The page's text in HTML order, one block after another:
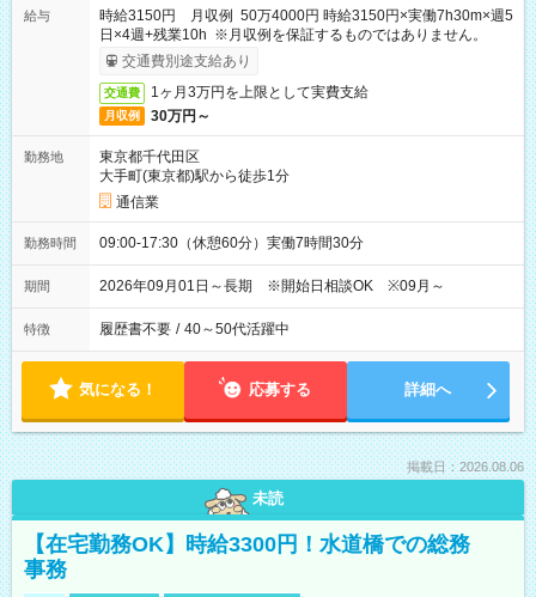
給与
時給3150円 月収例 50万4000円 時給3150円×実働7h30m×週5
日×4週+残業10h ※月収例を保証するものではありません。
交通費別途支給あり
交通費 1ヶ月3万円を上限として実費支給
月収例 30万円～
勤務地
東京都千代田区
大手町(東京都)駅から徒歩1分
通信業
勤務時間 09:00-17:30（休憩60分）実働7時間30分
期間 2026年09月01日～長期 ※開始日相談OK ※09月～
特徴 履歴書不要 / 40～50代活躍中
気になる！ 応募する 詳細へ
掲載日：2026.08.06
未読
【在宅勤務OK】時給3300円！水道橋での総務
事務